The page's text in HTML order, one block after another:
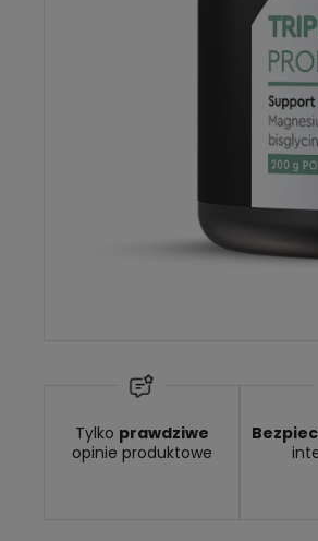
Tylko prawdziwe
opinie produktowe